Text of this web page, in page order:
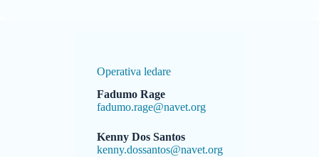
Operativa ledare
Fadumo Rage
fadumo.rage@navet.org
Kenny Dos Santos
kenny.dossantos@navet.org